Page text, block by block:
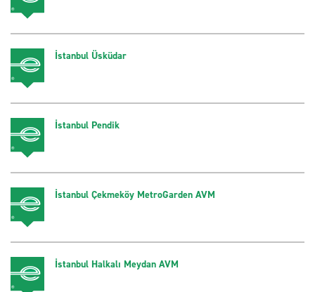
İstanbul Üsküdar
İstanbul Pendik
İstanbul Çekmeköy MetroGarden AVM
İstanbul Halkalı Meydan AVM